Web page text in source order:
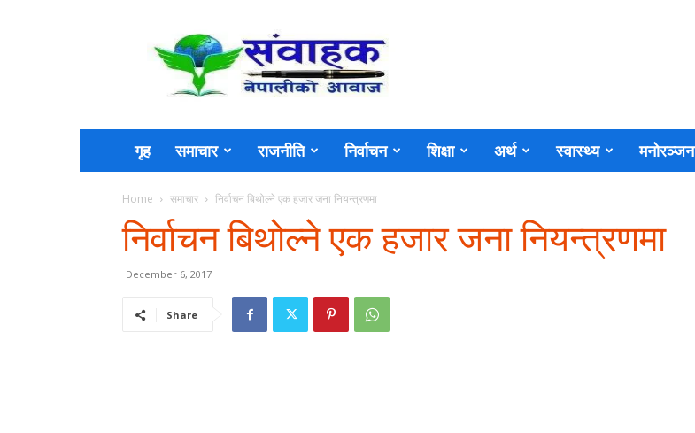
Sambahak
गृह समाचार राजनीति निर्वाचन शिक्षा अर्थ स्वास्थ्य मनोरञ्जन
Home समाचार निर्वाचन बिथोल्ने एक हजार जना नियन्त्रणमा
निर्वाचन बिथोल्ने एक हजार जना नियन्त्रणमा
December 6, 2017
Share